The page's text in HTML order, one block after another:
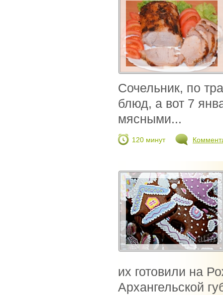
Сочельник, по
блюд, а вот 7
мясными...
120 минут
их готовили на
Архангельской